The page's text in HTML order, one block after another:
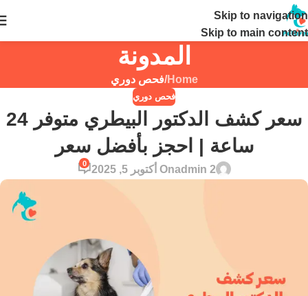
Skip to navigation
Skip to main content
المدونة
Home
/فحص دوري
فحص دوري
سعر كشف الدكتور البيطري متوفر 24
ساعة | احجز بأفضل سعر
admin 2On أكتوبر 5, 2025
0